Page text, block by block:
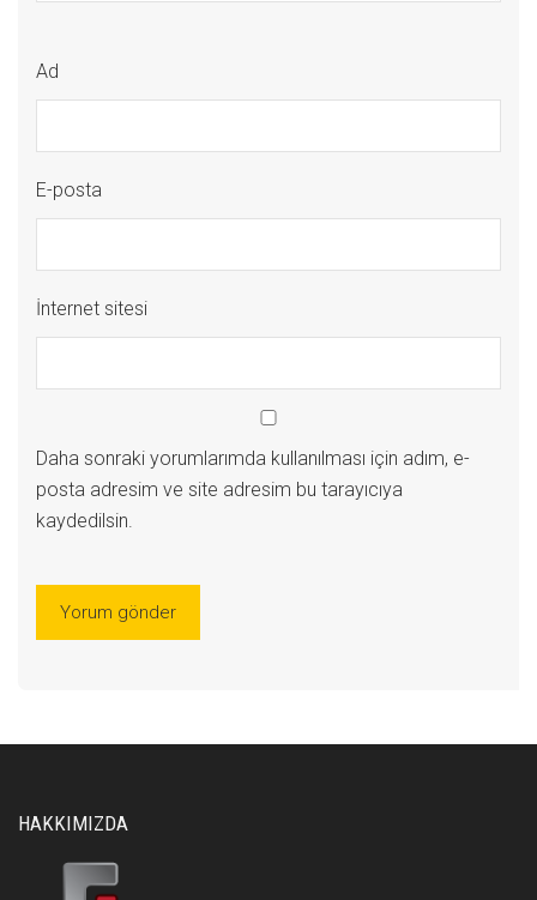
Ad
E-posta
İnternet sitesi
Daha sonraki yorumlarımda kullanılması için adım, e-
posta adresim ve site adresim bu tarayıcıya
kaydedilsin.
HAKKIMIZDA